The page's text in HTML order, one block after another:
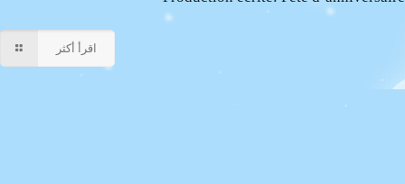
اقرأ أكثر